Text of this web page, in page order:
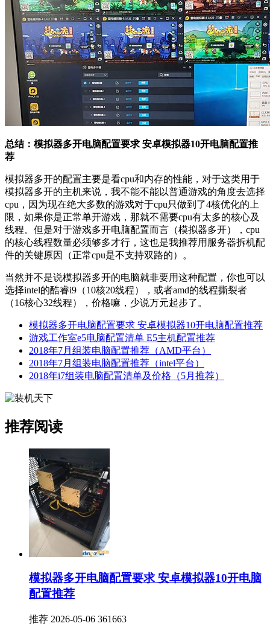
总结：模拟器多开电脑配置要求 安卓模拟器10开电脑配置推
荐
模拟器多开的配置主要是看cpu和内存的性能，对于这类用于
模拟器多开的主机来说，我不能不能以普通游戏的角度去选择
cpu，因为现在绝大多数的游戏对于cpu只做到了4核优化的上
限，如果你是正常单开游戏，那就不需要cpu有太多的核心及
线程。但是对于游戏多开电脑配置而言（模拟器多开），cpu
的核心线程数量必须够多才行，这也是我推荐用服务器拆机配
件的关键原因（正常cpu是不支持双路的）。
当然并不是说模拟器多开的电脑就非要用这种配置，你也可以
选择intel的酷睿i9（10核20线程），或者amd的线程撕裂者
（16核心32线程），价格嘛，少说万元起步了。
模拟器多开电脑配置要求 安卓模拟器10开电脑配置推荐
游戏工作室e5电脑配置清单 E5主机配置推荐
2018年7月组装电脑配置推荐（AMD平台）
2018年7月组装电脑配置推荐（intel平台）
2018年i7组装电脑配置清单及价格（5月推荐）
推荐阅读
模拟器多开电脑配置要求 安卓模拟器10开电脑
配置推荐
推荐 2026-05-06 361663